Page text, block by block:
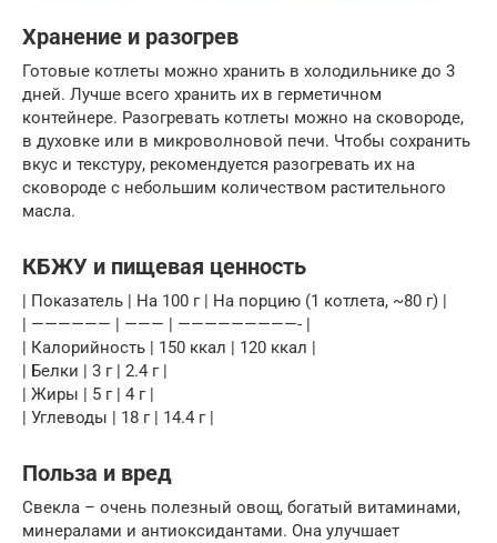
Хранение и разогрев
Готовые котлеты можно хранить в холодильнике до 3
дней. Лучше всего хранить их в герметичном
контейнере. Разогревать котлеты можно на сковороде,
в духовке или в микроволновой печи. Чтобы сохранить
вкус и текстуру, рекомендуется разогревать их на
сковороде с небольшим количеством растительного
масла.
КБЖУ и пищевая ценность
| Показатель | На 100 г | На порцию (1 котлета, ~80 г) |
| —————— | ——— | —————————- |
| Калорийность | 150 ккал | 120 ккал |
| Белки | 3 г | 2.4 г |
| Жиры | 5 г | 4 г |
| Углеводы | 18 г | 14.4 г |
Польза и вред
Свекла – очень полезный овощ, богатый витаминами,
минералами и антиоксидантами. Она улучшает